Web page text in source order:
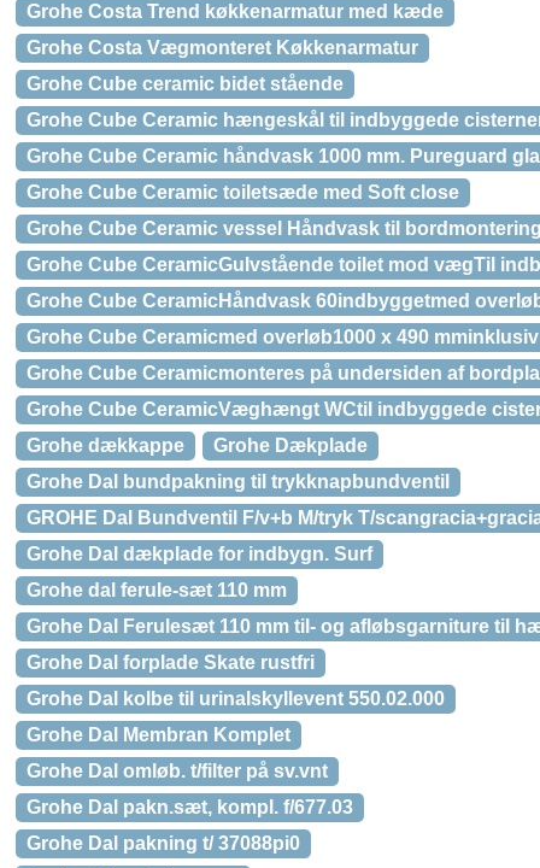
Grohe Costa Trend køkkenarmatur med kæde
Grohe Costa Vægmonteret Køkkenarmatur
Grohe Cube ceramic bidet stående
Grohe Cube Ceramic hængeskål til indbyggede
Grohe Cube Ceramic håndvask 1000 mm. Pureguard
Grohe Cube Ceramic toiletsæde med Soft close
Grohe Cube Ceramic vessel Håndvask til
Grohe Cube CeramicGulvstående toilet mod vægTil
Grohe Cube CeramicHåndvask 60indbyggetmed
Grohe Cube Ceramicmed overløb1000 x 490
Grohe Cube Ceramicmonteres på undersiden af
Grohe Cube CeramicVæghængt WCtil indbyggede
Grohe dækkappe
Grohe Dækplade
Grohe Dal bundpakning til trykknapbundventil
GROHE Dal Bundventil F/v+b M/tryk T/
Grohe Dal dækplade for indbygn. Surf
Grohe dal ferule-sæt 110 mm
Grohe Dal Ferulesæt 110 mm til- og afløbsgarniture til
Grohe Dal forplade Skate rustfri
Grohe Dal kolbe til urinalskyllevent 550.02.000
Grohe Dal Membran Komplet
Grohe Dal omløb. t/filter på sv.vnt
Grohe Dal pakn.sæt, kompl. f/677.03
Grohe Dal pakning t/ 37088pi0